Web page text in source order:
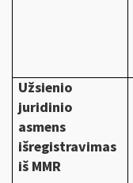
Užsienio
juridinio
asmens
išregistravimas
iš MMR